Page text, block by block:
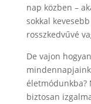
nap közben –
sokkal
rosszkedvűvé
De vajon
életmódunkba?
biztosan